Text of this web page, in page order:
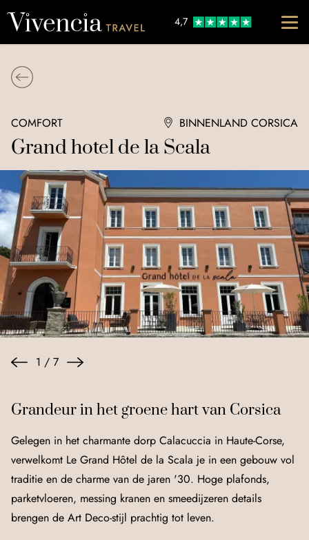
4,7
COMFORT BINNENLAND CORSICA
Grand hotel de la Scala
1 / 7
Grandeur in het groene hart van Corsica
Gelegen in het charmante dorp Calacuccia in Haute-Corse,
verwelkomt Le Grand Hôtel de la Scala je in een gebouw vol
traditie en de charme van de jaren '30. Hoge plafonds,
parketvloeren, messing kranen en smeedijzeren details
brengen de Art Deco-stijl prachtig tot leven.